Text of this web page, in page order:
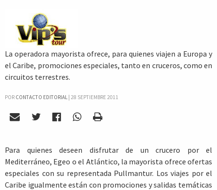
La operadora mayorista ofrece, para quienes viajen a Europa y
el Caribe, promociones especiales, tanto en cruceros, como en
circuitos terrestres.
POR CONTACTO EDITORIAL| 28 SEPTIEMBRE 2011
Para quienes deseen disfrutar de un crucero por el
Mediterráneo, Egeo o el Atlántico, la mayorista ofrece ofertas
especiales con su representada Pullmantur. Los viajes por el
Caribe igualmente están con promociones y salidas temáticas